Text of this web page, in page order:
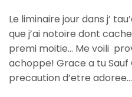
Le liminaire jour dans j’
que j’ai notoire dont
premi moitie… Me voili
achoppe! Grace a tu
precaution d’etre adoree…